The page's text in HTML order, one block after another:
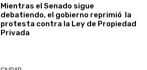
Mientras el Senado sigue
debatiendo, el gobierno reprimió la
protesta contra la Ley de Propiedad
Privada